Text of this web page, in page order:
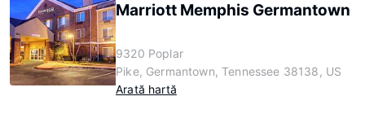
Marriott Memphis Germantown
9320 Poplar
Pike, Germantown, Tennessee 38138, US
Arată hartă